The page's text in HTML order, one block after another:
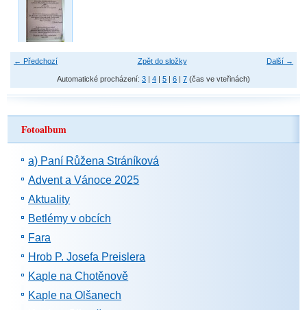
← Předchozí Další →
Zpět do složky
Automatické procházení: 3 | 4 | 5 | 6 | 7 (čas ve vteřinách)
Fotoalbum
a) Paní Růžena Stráníková
Advent a Vánoce 2025
Aktuality
Betlémy v obcích
Fara
Hrob P. Josefa Preislera
Kaple na Chotěnově
Kaple na Olšanech